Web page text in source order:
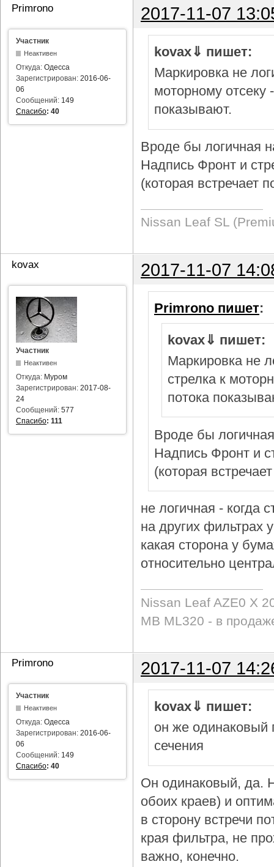
Primrono 2017-11-07
Участник
Неактивен
Откуда: Одесса
Зарегистрирован: 2016-06-
06
Сообщений: 149
Спасибо: 40
kovax⇓ пишет:
Маркировка не
моторному отсеку
показывают.
Вроде бы логичная
Надпись Фронт и
(которая встречает
Nissan Leaf SL
kovax 2017-11-07
Участник
Неактивен
Откуда: Муром
Зарегистрирован: 2017-08-
24
Сообщений: 577
Спасибо: 111
Primrono пишет:
kovax⇓ пишет:
Маркировка не
стрелка к
потока
Вроде бы
Надпись Фронт и
(которая
не логичная - когда
на других фильтрах
какая сторона у
относительно
Nissan Leaf AZE0 X
MB ML320 - в
Primrono 2017-11-07
Участник
Неактивен
Откуда: Одесса
Зарегистрирован: 2016-06-
06
Сообщений: 149
Спасибо: 40
kovax⇓ пишет:
он же одинаковый
сечения
Он одинаковый, да.
обоих краев) и
в сторону встречи
края фильтра, не
важно, конечно.